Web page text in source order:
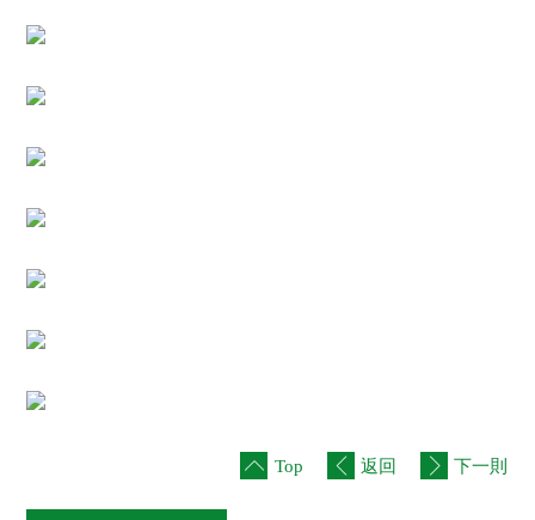
務
基
出
刊
聯
我
們
Top 返回 下一則